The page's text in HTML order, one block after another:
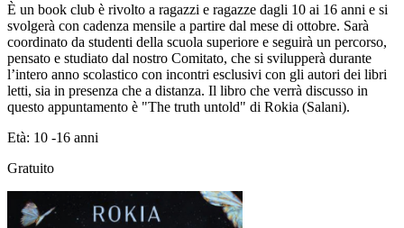
È un book club è rivolto a ragazzi e ragazze dagli 10 ai 16 anni e si
svolgerà con cadenza mensile a partire dal mese di ottobre. Sarà
coordinato da studenti della scuola superiore e seguirà un percorso,
pensato e studiato dal nostro Comitato, che si svilupperà durante
l’intero anno scolastico con incontri esclusivi con gli autori dei libri
letti, sia in presenza che a distanza. Il libro che verrà discusso in
questo appuntamento è "The truth untold" di Rokia (Salani).
Età: 10 -16 anni
Gratuito